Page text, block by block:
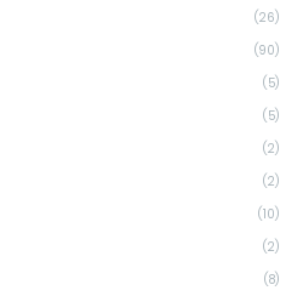
(26)
(90)
(5)
(5)
(2)
(2)
(10)
(2)
(8)